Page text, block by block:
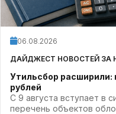
06.08.2026
ДАЙДЖЕСТ НОВОСТЕЙ ЗА
Утильсбор расширили:
рублей
С 9 августа вступает в
перечень объектов